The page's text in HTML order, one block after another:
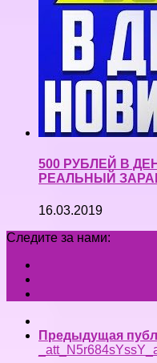
500 РУБЛЕЙ В
РЕАЛЬНЫЙ
16.03.2019
Следите за нами:
Предыдущая